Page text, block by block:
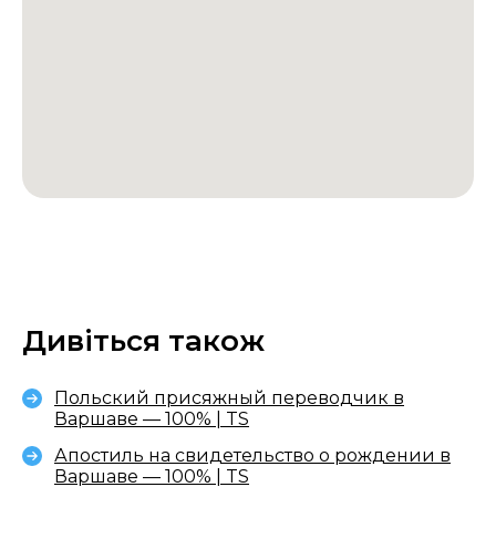
Дивіться також
Польский присяжный переводчик в
Варшаве — 100% | TS
Апостиль на свидетельство о рождении в
Варшаве — 100% | TS